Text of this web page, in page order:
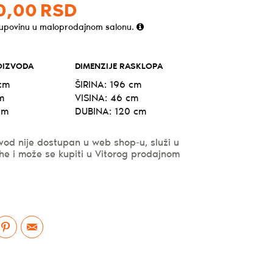
00 RSD
u maloprodajnom salonu.
DIMENZIJE RASKLOPA
ŠIRINA: 196 cm
VISINA: 46 cm
DUBINA: 120 cm
nije dostupan u web shop-u, služi u
i može se kupiti u Vitorog prodajnom